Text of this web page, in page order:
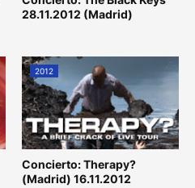
28.11.2012 (Madrid)
2012
Concierto: Therapy?
(Madrid) 16.11.2012